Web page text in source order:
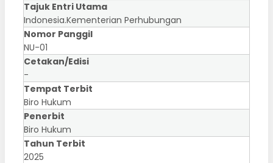
Tajuk Entri Utama
Indonesia.Kementerian Perhubungan
Nomor Panggil
NU-01
Cetakan/Edisi
-
Tempat Terbit
Biro Hukum
Penerbit
Biro Hukum
Tahun Terbit
2025